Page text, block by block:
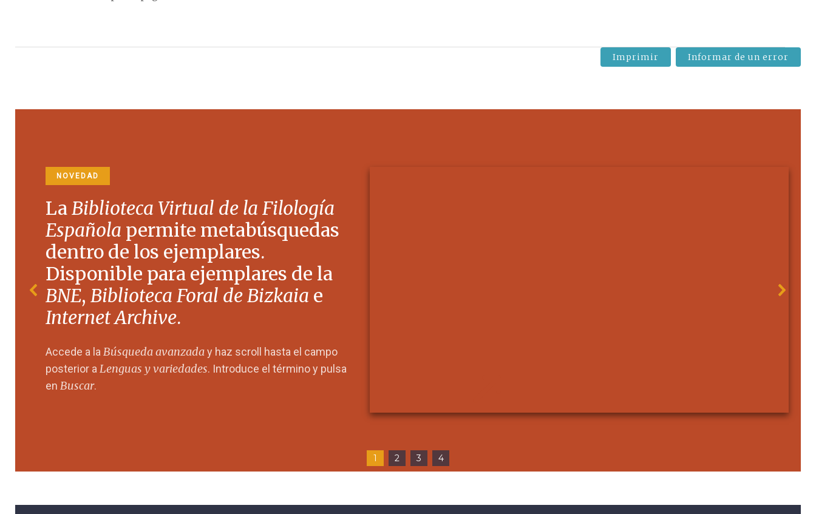
Imprimir Informar de un error
NOVEDAD
LaBiblioteca Virtual de la Filología
Española permite metabúsquedas
dentro de los ejemplares.
Disponible para ejemplares de la
BNE, Biblioteca Foral de Bizkaia e
Internet Archive.
Accede a laBúsqueda avanzaday haz scroll hasta el campo
posterior aLenguas y variedades. Introduce el término y pulsa
en Buscar.
1 2 3 4